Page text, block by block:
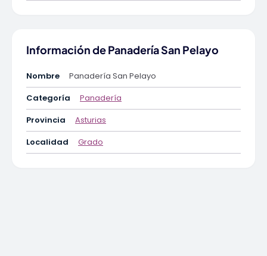
Información de Panadería San Pelayo
Nombre
Panadería San Pelayo
Categoría
Panadería
Provincia
Asturias
Localidad
Grado